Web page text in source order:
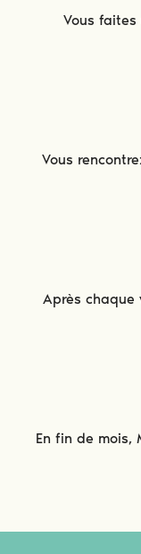
Vous
Vous
Après chaque
En fin de mois,